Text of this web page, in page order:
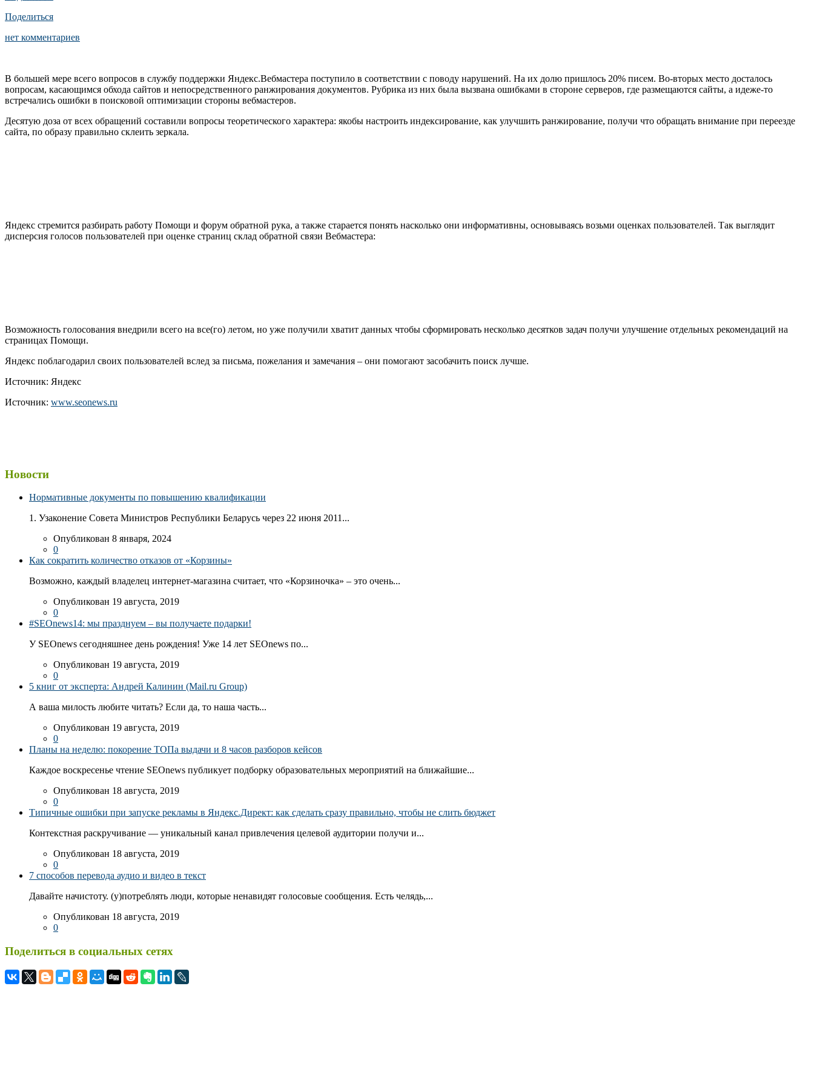
Поделиться
нет комментариев
В большей мере всего вопросов в службу поддержки Яндекс.Вебмастера поступило в соответствии с поводу нарушений. На их долю пришлось 20% писем. Во-вторых место досталось
вопросам, касающимся обхода сайтов и непосредственного ранжирования документов. Рубрика из них была вызвана ошибками в стороне серверов, где размещаются сайты, а идеже-то
встречались ошибки в поисковой оптимизации стороны вебмастеров.
Десятую доза от всех обращений составили вопросы теоретического характера: якобы настроить индексирование, как улучшить ранжирование, получи что обращать внимание при переезде
сайта, по образу правильно склеить зеркала.
Яндекс стремится разбирать работу Помощи и форум обратной рука, а также старается понять насколько они информативны, основываясь возьми оценках пользователей. Так выглядит
дисперсия голосов пользователей при оценке страниц склад обратной связи Вебмастера:
Возможность голосования внедрили всего на все(го) летом, но уже получили хватит данных чтобы сформировать несколько десятков задач получи улучшение отдельных рекомендаций на
страницах Помощи.
Яндекс поблагодарил своих пользователей вслед за письма, пожелания и замечания – они помогают засобачить поиск лучше.
Источник: Яндекс
Источник: www.seonews.ru
Новости
Нормативные документы по повышению квалификации
1. Узаконение Совета Министров Республики Беларусь через 22 июня 2011...
Опубликован 8 января, 2024
0
Как сократить количество отказов от «Корзины»
Возможно, каждый владелец интернет-магазина считает, что «Корзиночка» – это очень...
Опубликован 19 августа, 2019
0
#SEOnews14: мы празднуем – вы получаете подарки!
У SEOnews сегодняшнее день рождения! Уже 14 лет SEOnews по...
Опубликован 19 августа, 2019
0
5 книг от эксперта: Андрей Калинин (Mail.ru Group)
А ваша милость любите читать? Если да, то наша часть...
Опубликован 19 августа, 2019
0
Планы на неделю: покорение ТОПа выдачи и 8 часов разборов кейсов
Каждое воскресенье чтение SEOnews публикует подборку образовательных мероприятий на ближайшие...
Опубликован 18 августа, 2019
0
Типичные ошибки при запуске рекламы в Яндекс.Директ: как сделать сразу правильно, чтобы не слить бюджет
Контекстная раскручивание — уникальный канал привлечения целевой аудитории получи и...
Опубликован 18 августа, 2019
0
7 способов перевода аудио и видео в текст
Давайте начистоту. (у)потреблять люди, которые ненавидят голосовые сообщения. Есть челядь,...
Опубликован 18 августа, 2019
0
Поделиться в социальных сетях